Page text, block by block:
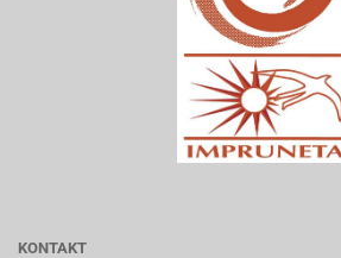
KONTAKT